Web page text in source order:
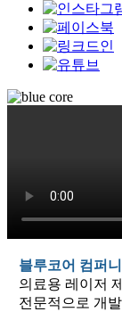
블루코어 컴퍼니
의료용 레이저
전문적으로 개